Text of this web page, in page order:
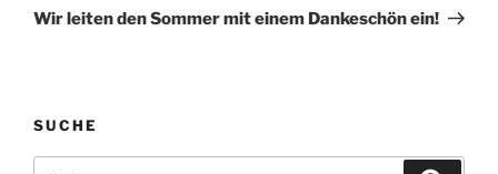
Beitrag
Wir leiten den Sommer mit einem Dankeschön ein!
SUCHE